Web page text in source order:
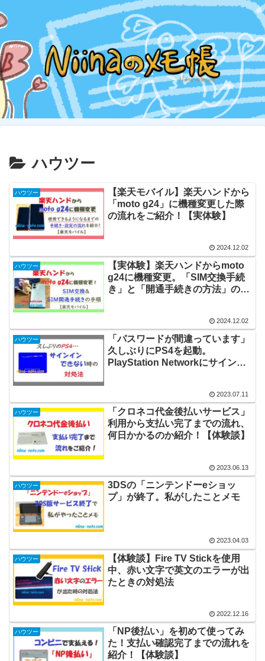
ハウツー
ハウツー
【楽天モバイル】楽天ハンドから
「moto g24」に機種変更した際
の流れをご紹介！【実体験】
2024.12.02
ハウツー
【実体験】楽天ハンドからmoto
g24に機種変更。「SIM交換手続
き」と「開通手続きの方法」の手
2024.12.02
ハウツー
「パスワードが間違っています」
久しぶりにPS4を起動。
PlayStation Networkにサインイ
2023.07.11
ハウツー
「クロネコ代金後払いサービス」
利用から支払い完了までの流れ、
何日かかるのか紹介！【体験談】
2023.06.13
ハウツー
3DSの「ニンテンドーeショッ
プ」が終了。私がしたことメモ
2023.04.03
ハウツー
【体験談】Fire TV Stickを使用
中、赤い文字で英文のエラーが出
たときの対処法
2022.12.16
ハウツー
「NP後払い」を初めて使ってみ
た！支払い確認完了までの流れを
紹介！【体験談】